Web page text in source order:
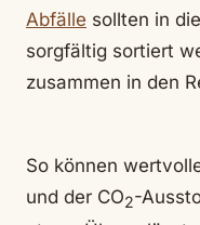
Abfälle sollten in
sorgfältig sortiert
zusammen in den
So können
und der CO2-